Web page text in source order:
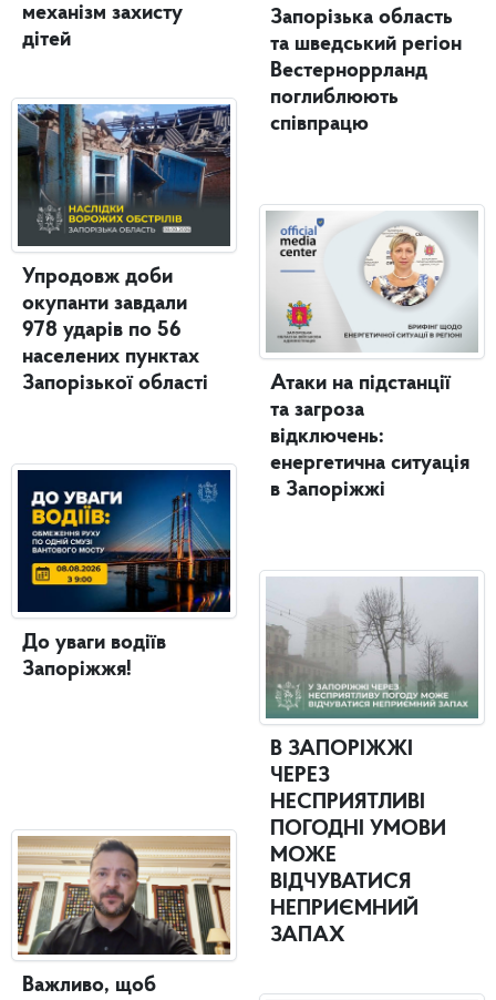
механізм захисту
дітей
Упродовж доби
окупанти завдали
978 ударів по 56
населених пунктах
Запорізької області
До уваги водіїв
Запоріжжя!
Важливо, щоб
Запорізька область
та шведський регіон
Вестерноррланд
поглиблюють
співпрацю
Атаки на підстанції
та загроза
відключень:
енергетична ситуація
в Запоріжжі
В ЗАПОРІЖЖІ
ЧЕРЕЗ
НЕСПРИЯТЛИВІ
ПОГОДНІ УМОВИ
МОЖЕ
ВІДЧУВАТИСЯ
НЕПРИЄМНИЙ
ЗАПАХ